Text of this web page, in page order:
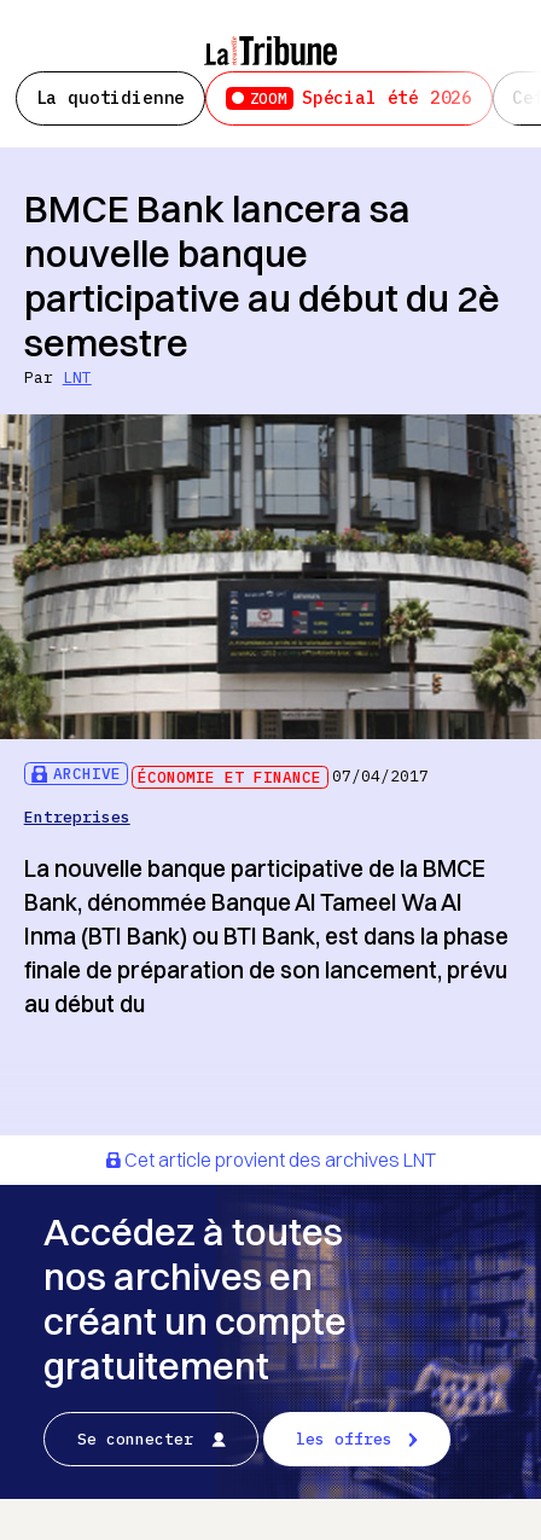
La quotidienne ZOOM Spécial été 2026
ARCHIVE ÉCONOMIE ET FINANCE 07/04/2017
Entreprises
BMCE Bank lancera sa
nouvelle banque
participative au début du 2è
semestre
Par LNT
La nouvelle banque participative de la BMCE
Bank, dénommée Banque Al Tameel Wa Al
Inma (BTI Bank) ou BTI Bank, est dans la phase
finale de préparation de son lancement, prévu
au début du
Cet article provient des archives LNT
Accédez à toutes
nos archives en
créant un compte
gratuitement
Se connecter les offres